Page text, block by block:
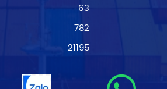
63
782
21195